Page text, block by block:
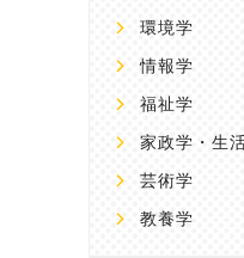
環境学
情報学
福祉学
家政学・生
芸術学
教養学